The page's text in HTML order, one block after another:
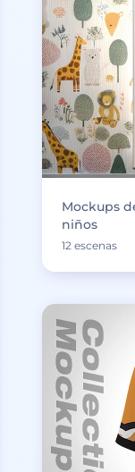
Mockups
niños
12 escenas